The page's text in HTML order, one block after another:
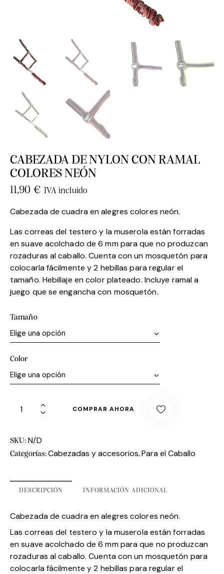
CABEZADA DE NYLON CON RAMAL
COLORES NEÓN
11,90 € IVA incluido
Cabezada de cuadra en alegres colores neón.
Las correas del testero y la muserola están forradas
en suave acolchado de 6 mm para que no produzcan
rozaduras al caballo. Cuenta con un mosquetón para
colocarla fácilmente y 2 hebillas para regular el
tamaño. Hebillaje en color plateado. Incluye ramal a
juego que se engancha con mosquetón.
Tamaño
Color
COMPRAR AHORA
SKU: N/D
Categorías:Cabezadas y accesorios, Para el Caballo
DESCRIPCIÓN INFORMACIÓN ADICIONAL
Cabezada de cuadra en alegres colores neón.
Las correas del testero y la muserola están forradas
en suave acolchado de 6 mm para que no produzcan
rozaduras al caballo. Cuenta con un mosquetón para
colocarla fácilmente y 2 hebillas para regular el